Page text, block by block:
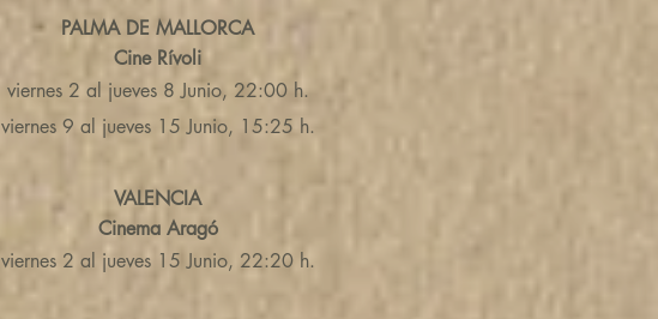
PALMA DE MALLORCA
Cine Rívoli
viernes 2 al jueves 8 Junio, 22:00 h.
viernes 9 al jueves 15 Junio, 15:25 h.
VALENCIA
Cinema Aragó
viernes 2 al jueves 15 Junio, 22:20 h.